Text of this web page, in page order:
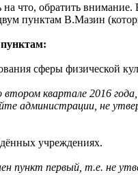
что, обратить
пунктам В.Мазин
сферы физической
квартале 2016
администрации, не
учреждениях.
пункт первый, т.е. не